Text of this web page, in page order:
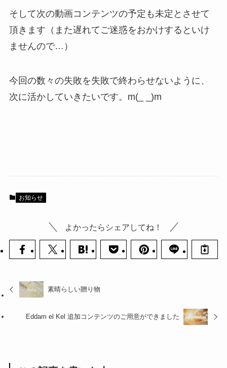
そして次の動画コンテンツの予定も未定とさせて
頂きます（また遅れてご迷惑をおかけするといけ
ませんので…）
今回の数々の失敗を失敗で終わらせないように、
次に活かしていきたいです。m(_ _)m
お知らせ
よかったらシェアしてね！
素晴らしい贈り物
Eddam el Kel 追加コンテンツのご用意ができました